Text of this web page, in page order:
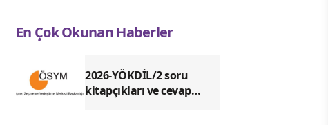
En Çok Okunan Haberler
2026-YÖKDİL/2 soru
kitapçıkları ve cevap